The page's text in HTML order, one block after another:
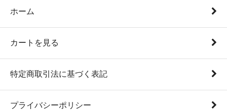
ホーム
カートを見る
特定商取引法に基づく表記
プライバシーポリシー